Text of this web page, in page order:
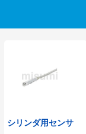
シリンダ用センサ